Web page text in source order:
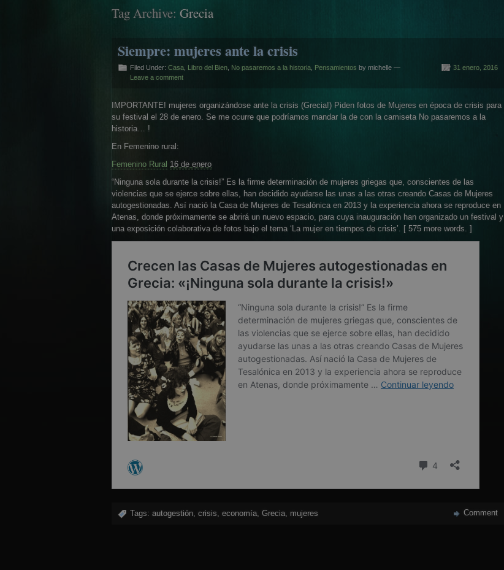
Tag Archive: Grecia
Siempre: mujeres ante la crisis
Filed Under: Casa Libro del Bien No pasaremos a la historia Pensamientos by michelle —
Leave a comment
31 enero, 2016
IMPORTANTE! mujeres organizándose ante la crisis (Grecia!) Piden fotos de Mujeres en época de crisis para
su festival el 28 de enero. Se me ocurre que podríamos mandar la de con la camiseta No pasaremos a la
historia… !
En Femenino rural:
Femenino Rural 16 de enero
“Ninguna sola durante la crisis!” Es la firme determinación de mujeres griegas que, conscientes de las
violencias que se ejerce sobre ellas, han decidido ayudarse las unas a las otras creando Casas de Mujeres
autogestionadas. Así nació la Casa de Mujeres de Tesalónica en 2013 y la experiencia ahora se reproduce en
Atenas, donde próximamente se abrirá un nuevo espacio, para cuya inauguración han organizado un festival y
una exposición colaborativa de fotos bajo el tema ‘La mujer en tiempos de crisis’. [ 575 more words. ]
Tags: autogestión, crisis, economía, Grecia, mujeres Comment